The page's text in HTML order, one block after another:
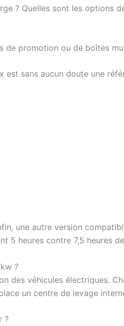
? Quelles sont les options
de promotion ou de boîtes
est sans aucun doute une
une autre version
5 heures contre 7,5 heures
?
des véhicules électriques.
un centre de levage
?